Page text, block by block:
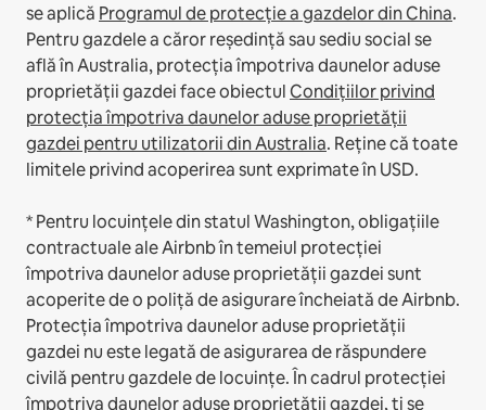
se aplică Programul de protecție a gazdelor din China.
Pentru gazdele a căror reședință sau sediu social se
află în Australia, protecția împotriva daunelor aduse
proprietății gazdei face obiectulCondițiilor privind
protecția împotriva daunelor aduse proprietății
gazdei pentru utilizatorii din Australia. Reține că toate
limitele privind acoperirea sunt exprimate în USD.
* Pentru locuințele din statul Washington, obligațiile
contractuale ale Airbnb în temeiul protecției
împotriva daunelor aduse proprietății gazdei sunt
acoperite de o poliță de asigurare încheiată de Airbnb.
Protecția împotriva daunelor aduse proprietății
gazdei nu este legată de asigurarea de răspundere
civilă pentru gazdele de locuințe. În cadrul protecției
împotriva daunelor aduse proprietății gazdei, ți se